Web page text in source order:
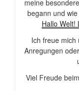
meine
begann und
Hallo Welt!
Ich freue mich
Anregungen
Viel Freude